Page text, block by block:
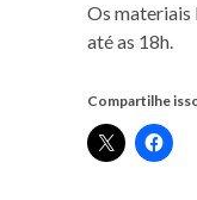
Os materiais
até as 18h.
Compartilhe